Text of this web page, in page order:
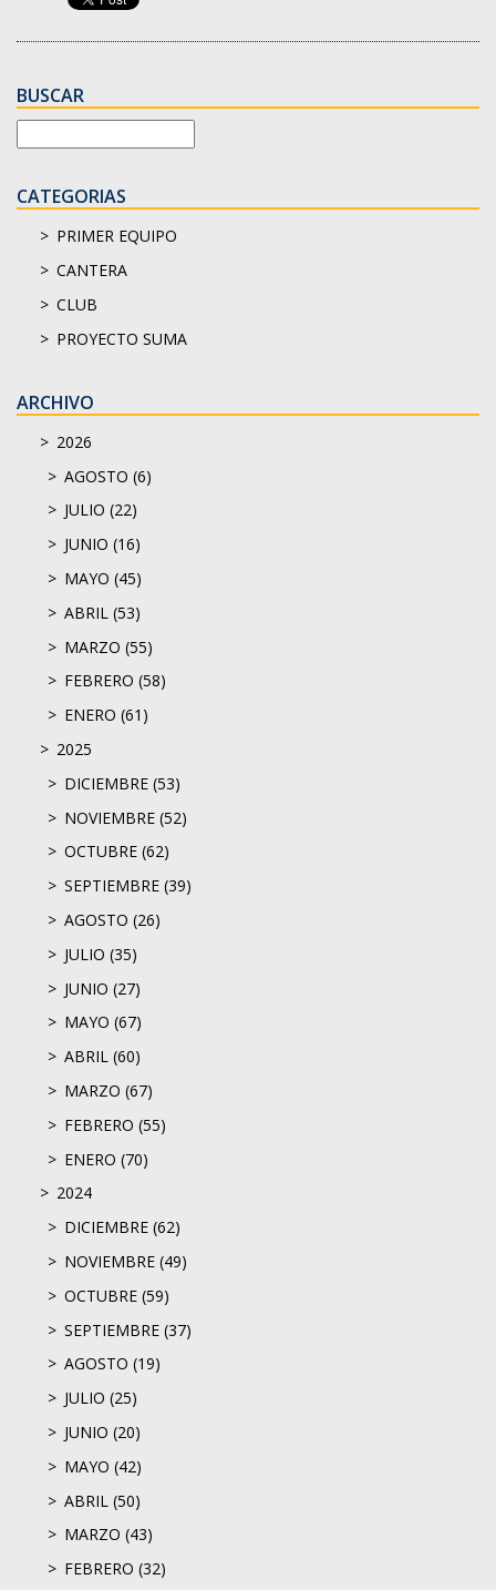
BUSCAR
CATEGORIAS
PRIMER EQUIPO
CANTERA
CLUB
PROYECTO SUMA
ARCHIVO
2026
AGOSTO (6)
JULIO (22)
JUNIO (16)
MAYO (45)
ABRIL (53)
MARZO (55)
FEBRERO (58)
ENERO (61)
2025
DICIEMBRE (53)
NOVIEMBRE (52)
OCTUBRE (62)
SEPTIEMBRE (39)
AGOSTO (26)
JULIO (35)
JUNIO (27)
MAYO (67)
ABRIL (60)
MARZO (67)
FEBRERO (55)
ENERO (70)
2024
DICIEMBRE (62)
NOVIEMBRE (49)
OCTUBRE (59)
SEPTIEMBRE (37)
AGOSTO (19)
JULIO (25)
JUNIO (20)
MAYO (42)
ABRIL (50)
MARZO (43)
FEBRERO (32)